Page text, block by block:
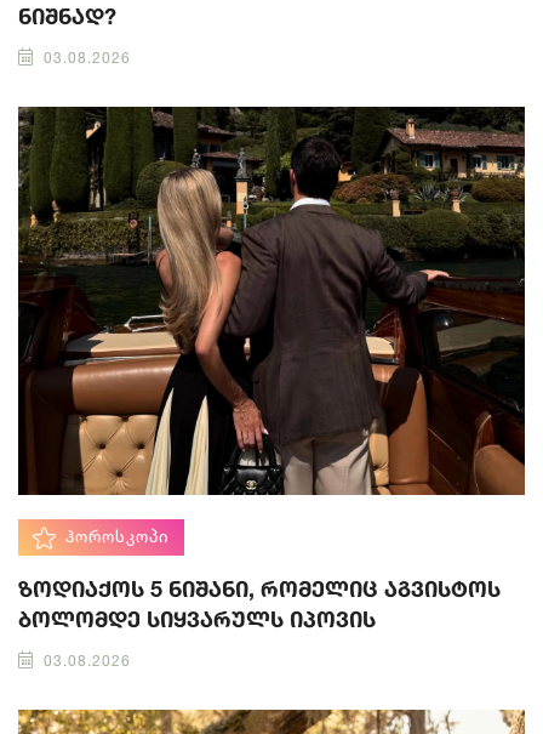
ნიშნად?
03.08.2026
ᲰᲝᲠᲝᲡᲙᲝᲞᲘ
ზოდიაქოს 5 ნიშანი, რომელიც აგვისტოს
ბოლომდე სიყვარულს იპოვის
03.08.2026